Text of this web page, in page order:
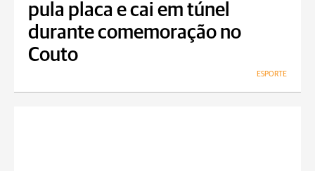
pula placa e cai em túnel
durante comemoração no
Couto
ESPORTE